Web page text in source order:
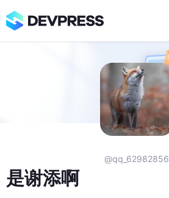
@qq_62982856
是谢添啊